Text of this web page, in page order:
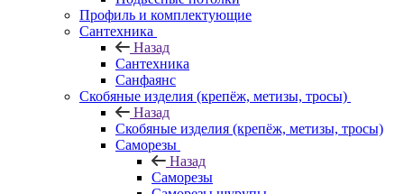
Профиль и комплектующие
Сантехника
Назад
Сантехника
Санфаянс
Скобяные изделия (крепёж, метизы, тросы)
Назад
Скобяные изделия (крепёж, метизы, тросы)
Саморезы
Назад
Саморезы